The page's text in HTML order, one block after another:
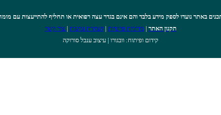
באתר נועדו לספק מידע בלבד והם אינם בגדר עצה רפואית או תחליף להתייעצות עם
תקנון האתר | מדיניות פרטיות |הצהרת נגישות | צור קשר
קידום ופיתוח: וובגורו | עיצוב ענבל סורוקה